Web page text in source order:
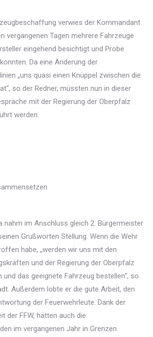
verwies der Kommandant
vergangenen Tagen mehrere Fahrzeuge
eingehend besichtigt und Probe
Da eine Änderung der
„uns quasi einen Knüppel zwischen die
so der Redner, müssten nun in dieser
mit der Regierung der Oberpfalz
werden.
nahm im Anschluss gleich 2. Bürgermeister
Grußworten Stellung. Wenn die Wehr
habe, „werden wir uns mit den
und der Regierung der Oberpfalz
das geeignete Fahrzeug bestellen“, so
Außerdem lobte er die gute Arbeit, den
der Feuerwehrleute. Dank der
der FFW, hätten auch die
im vergangenen Jahr in Grenzen